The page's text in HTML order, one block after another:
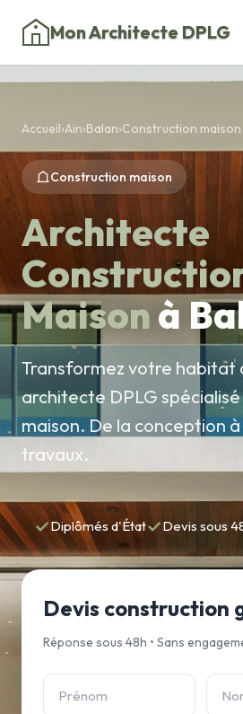
Mon Architecte DPLG
Accueil›Ain›Balan›Construction maison
Construction maison
Architecte
Maisonà
Transformez votre habitat
architecte DPLG
maison. De la conception
travaux.
✓Diplômés d'État✓Devis sous
Devis construction
Réponse sous 48h • Sans